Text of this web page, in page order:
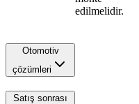
edilmelidir.
Otomotiv
çözümleri
Satış sonrası